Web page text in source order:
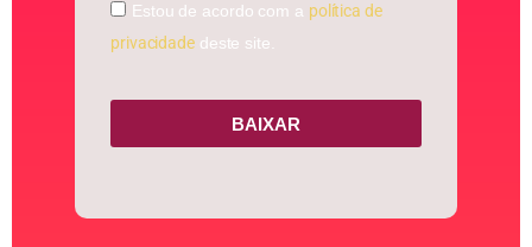
Estou de acordo com a política de
privacidadedeste site.
BAIXAR